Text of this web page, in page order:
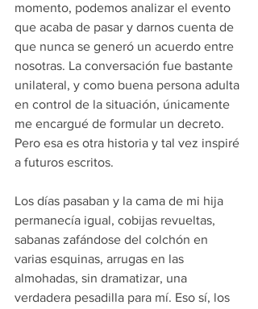
momento, podemos analizar el evento
que acaba de pasar y darnos cuenta de
que nunca se generó un acuerdo entre
nosotras. La conversación fue bastante
unilateral, y como buena persona adulta
en control de la situación, únicamente
me encargué de formular un decreto.
Pero esa es otra historia y tal vez inspiré
a futuros escritos.
Los días pasaban y la cama de mi hija
permanecía igual, cobijas revueltas,
sabanas zafándose del colchón en
varias esquinas, arrugas en las
almohadas, sin dramatizar, una
verdadera pesadilla para mí. Eso sí, los